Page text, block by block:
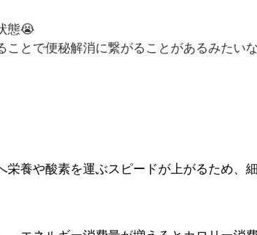
態😭
とで便秘解消に繋がることがあるみたい
養や酸素を運ぶスピードが上がるため、